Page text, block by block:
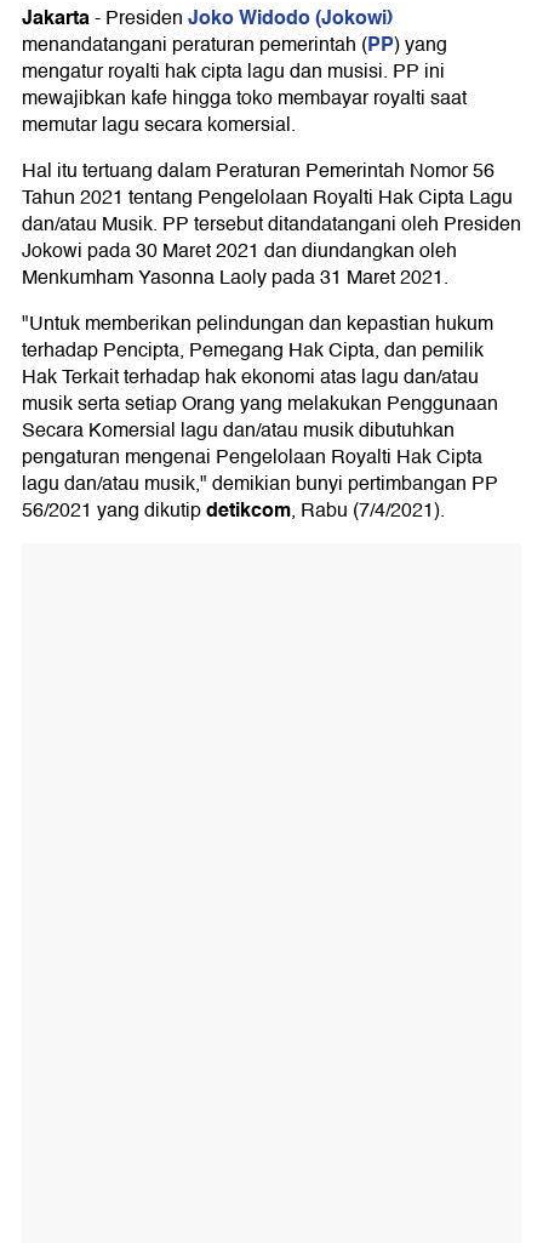
Jakarta-PresidenJoko Widodo (Jokowi)
menandatangani peraturan pemerintah (PP) yang
mengatur royalti hak cipta lagu dan musisi. PP ini
mewajibkan kafe hingga toko membayar royalti saat
memutar lagu secara komersial.
Hal itu tertuang dalam Peraturan Pemerintah Nomor 56
Tahun 2021 tentang Pengelolaan Royalti Hak Cipta Lagu
dan/atau Musik. PP tersebut ditandatangani oleh Presiden
Jokowi pada 30 Maret 2021 dan diundangkan oleh
Menkumham Yasonna Laoly pada 31 Maret 2021.
"Untuk memberikan pelindungan dan kepastian hukum
terhadap Pencipta, Pemegang Hak Cipta, dan pemilik
Hak Terkait terhadap hak ekonomi atas lagu dan/atau
musik serta setiap Orang yang melakukan Penggunaan
Secara Komersial lagu dan/atau musik dibutuhkan
pengaturan mengenai Pengelolaan Royalti Hak Cipta
lagu dan/atau musik," demikian bunyi pertimbangan PP
56/2021 yang dikutipdetikcom, Rabu (7/4/2021).